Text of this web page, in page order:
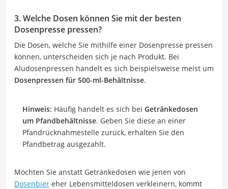
3. Welche Dosen können Sie mit der besten
Dosenpresse pressen?
Die Dosen, welche Sie mithilfe einer Dosenpresse pressen
können, unterscheiden sich je nach Produkt. Bei
Aludosenpressen handelt es sich beispielsweise meist um
Dosenpressen für 500-ml-Behältnisse.
Hinweis: Häufig handelt es sich bei Getränkedosen
um Pfandbehältnisse. Geben Sie diese an einer
Pfandrücknahmestelle zurück, erhalten Sie den
Pfandbetrag ausgezahlt.
Möchten Sie anstatt Getränkedosen wie jenen von
Dosenbier eher Lebensmitteldosen verkleinern, kommt